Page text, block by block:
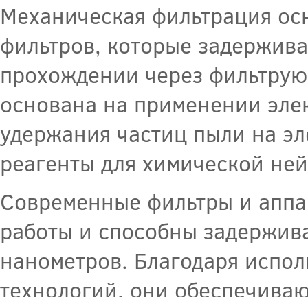
Механическая фильтрация
фильтров, которые
прохождении через
основана на применении
удержания частиц пыли на
реагенты для химической
Современные фильтры и
работы и способны
нанометров. Благодаря
технологий, они